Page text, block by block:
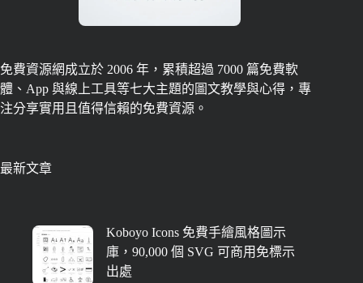
免費資源網成立於 2006 年，累積超過 7000 篇免費軟
體、App 與線上工具等七大主題的圖文教學與心得，專
注分享實用且值得信賴的免費資源。
最新文章
Koboyo Icons 免費手繪風格圖示
庫，90,000 個 SVG 可商用免標示
出處